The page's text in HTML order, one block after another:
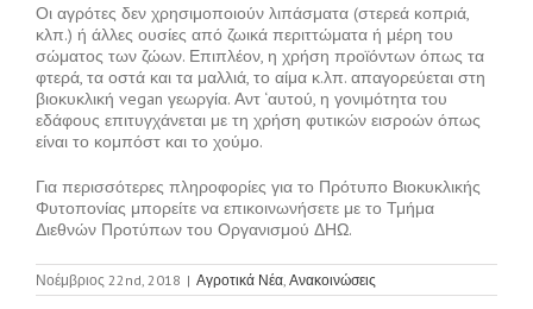
Οι αγρότες δεν χρησιμοποιούν λιπάσματα (στερεά κοπριά,
κλπ.) ή άλλες ουσίες από ζωικά περιττώματα ή μέρη του
σώματος των ζώων. Επιπλέον, η χρήση προϊόντων όπως τα
φτερά, τα οστά και τα μαλλιά, το αίμα κ.λπ. απαγορεύεται στη
βιοκυκλική vegan γεωργία. Αντ ‘αυτού, η γονιμότητα του
εδάφους επιτυγχάνεται με τη χρήση φυτικών εισροών όπως
είναι το κομπόστ και το χούμο.
Για περισσότερες πληροφορίες για το Πρότυπο Βιοκυκλικής
Φυτοπονίας μπορείτε να επικοινωνήσετε με το Τμήμα
Διεθνών Προτύπων του Οργανισμού ΔΗΩ.
Νοέμβριος 22nd, 2018 | Αγροτικά Νέα Ανακοινώσεις